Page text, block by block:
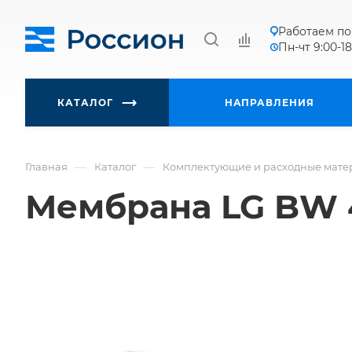
Работаем
Пн-чт 9:00-
КАТАЛОГ НАПРАВЛЕНИЯ
Главная — Каталог — Комплектующие и расходные
Мембрана LG BW